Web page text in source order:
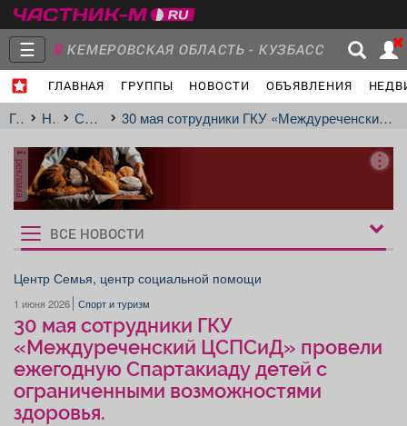
☰ КЕМЕРОВСКАЯ ОБЛАСТЬ - КУЗБАСС
ГЛАВНАЯ ГРУППЫ НОВОСТИ ОБЪЯВЛЕНИЯ
Главная
Новости
Объявления Недвижимость Услуги
Транспорт
Афиша
ГлавнаяНовостиСпорт и туризм30 мая сотрудники ГКУ «Междуреченский ЦСПСиД» провели ежегодную Спартакиаду детей с ограниченными возможностями здоровья.
реклама
Рукбрики
новостей
ВСЕ НОВОСТИ
Центр Семья, центр социальной помощи
1 июня 2026 Спорт и туризм
30 мая сотрудники ГКУ
«Междуреченский ЦСПСиД» провели
ежегодную Спартакиаду детей с
ограниченными возможностями
здоровья.